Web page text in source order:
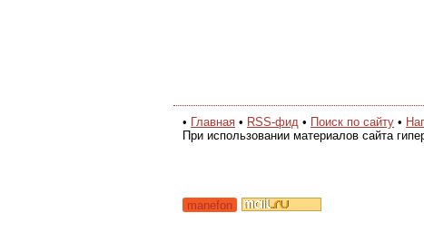
• Главная • RSS-фид • Поиск по сайту •
При использовании материалов сайта
manefon